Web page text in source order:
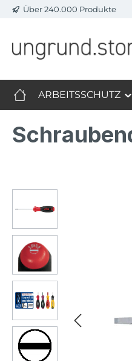
Hauptinhalt springen
Zur Suche springen
Zur Hauptnavigation
Über 240.000 Produkte
ARBEITSSCHUTZ